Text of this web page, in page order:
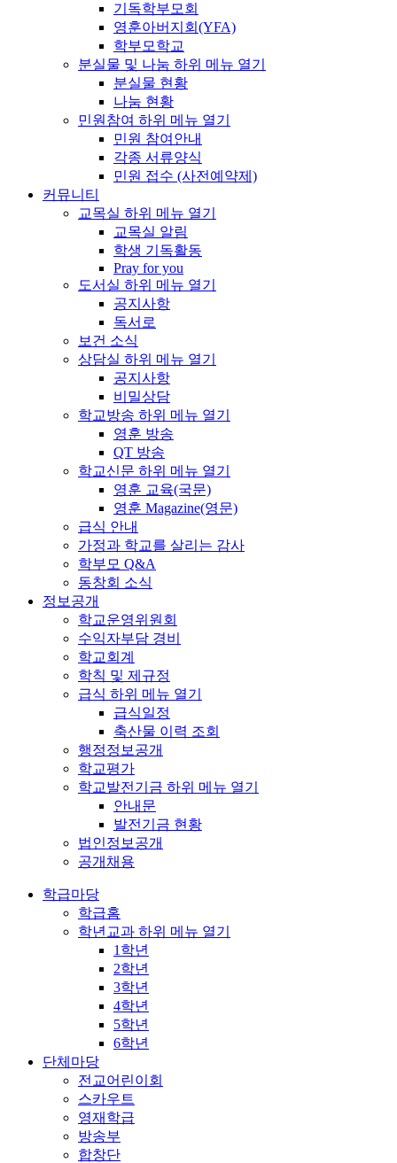
기독학부모회
영훈아버지회(YFA)
학부모학교
분실물 및 나눔 하위 메뉴 열기
분실물 현황
나눔 현황
민원참여 하위 메뉴 열기
민원 참여안내
각종 서류양식
민원 접수 (사전예약제)
커뮤니티
교목실 하위 메뉴 열기
교목실 알림
학생 기독활동
Pray for you
도서실 하위 메뉴 열기
공지사항
독서로
보건 소식
상담실 하위 메뉴 열기
공지사항
비밀상담
학교방송 하위 메뉴 열기
영훈 방송
QT 방송
학교신문 하위 메뉴 열기
영훈 교육(국문)
영훈 Magazine(영문)
급식 안내
가정과 학교를 살리는 감사
학부모 Q&A
동창회 소식
정보공개
학교운영위원회
수익자부담 경비
학교회계
학칙 및 제규정
급식 하위 메뉴 열기
급식일정
축산물 이력 조회
행정정보공개
학교평가
학교발전기금 하위 메뉴 열기
안내문
발전기금 현황
법인정보공개
공개채용
학급마당
학급홈
학년교과 하위 메뉴 열기
1학년
2학년
3학년
4학년
5학년
6학년
단체마당
전교어린이회
스카우트
영재학급
방송부
합창단